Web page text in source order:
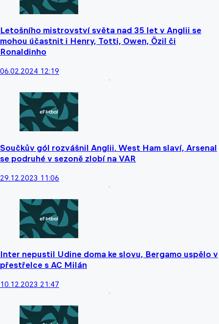
Letošního mistrovství světa nad 35 let v Anglii se
mohou účastnit i Henry, Totti, Owen, Özil či
Ronaldinho
06.02.2024 12:19
Součkův gól rozvášnil Anglii. West Ham slaví, Arsenal
se podruhé v sezoně zlobí na VAR
29.12.2023 11:06
Inter nepustil Udine doma ke slovu, Bergamo uspělo v
přestřelce s AC Milán
10.12.2023 21:47